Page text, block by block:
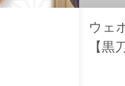
ウェ
【黒